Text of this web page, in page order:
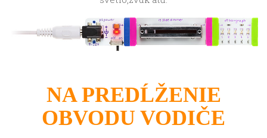
NA PREDĹŽENIE
OBVODU VODIČE